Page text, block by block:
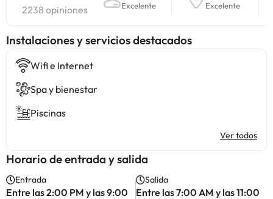
2238 opiniones Excelente Excelente
Instalaciones y servicios destacados
Wifi e Internet
Spa y bienestar
Piscinas
Ver todos
Horario de entrada y salida
Entrada
Entre las 2:00 PM y las 9:00
Salida
Entre las 7:00 AM y las 11:00